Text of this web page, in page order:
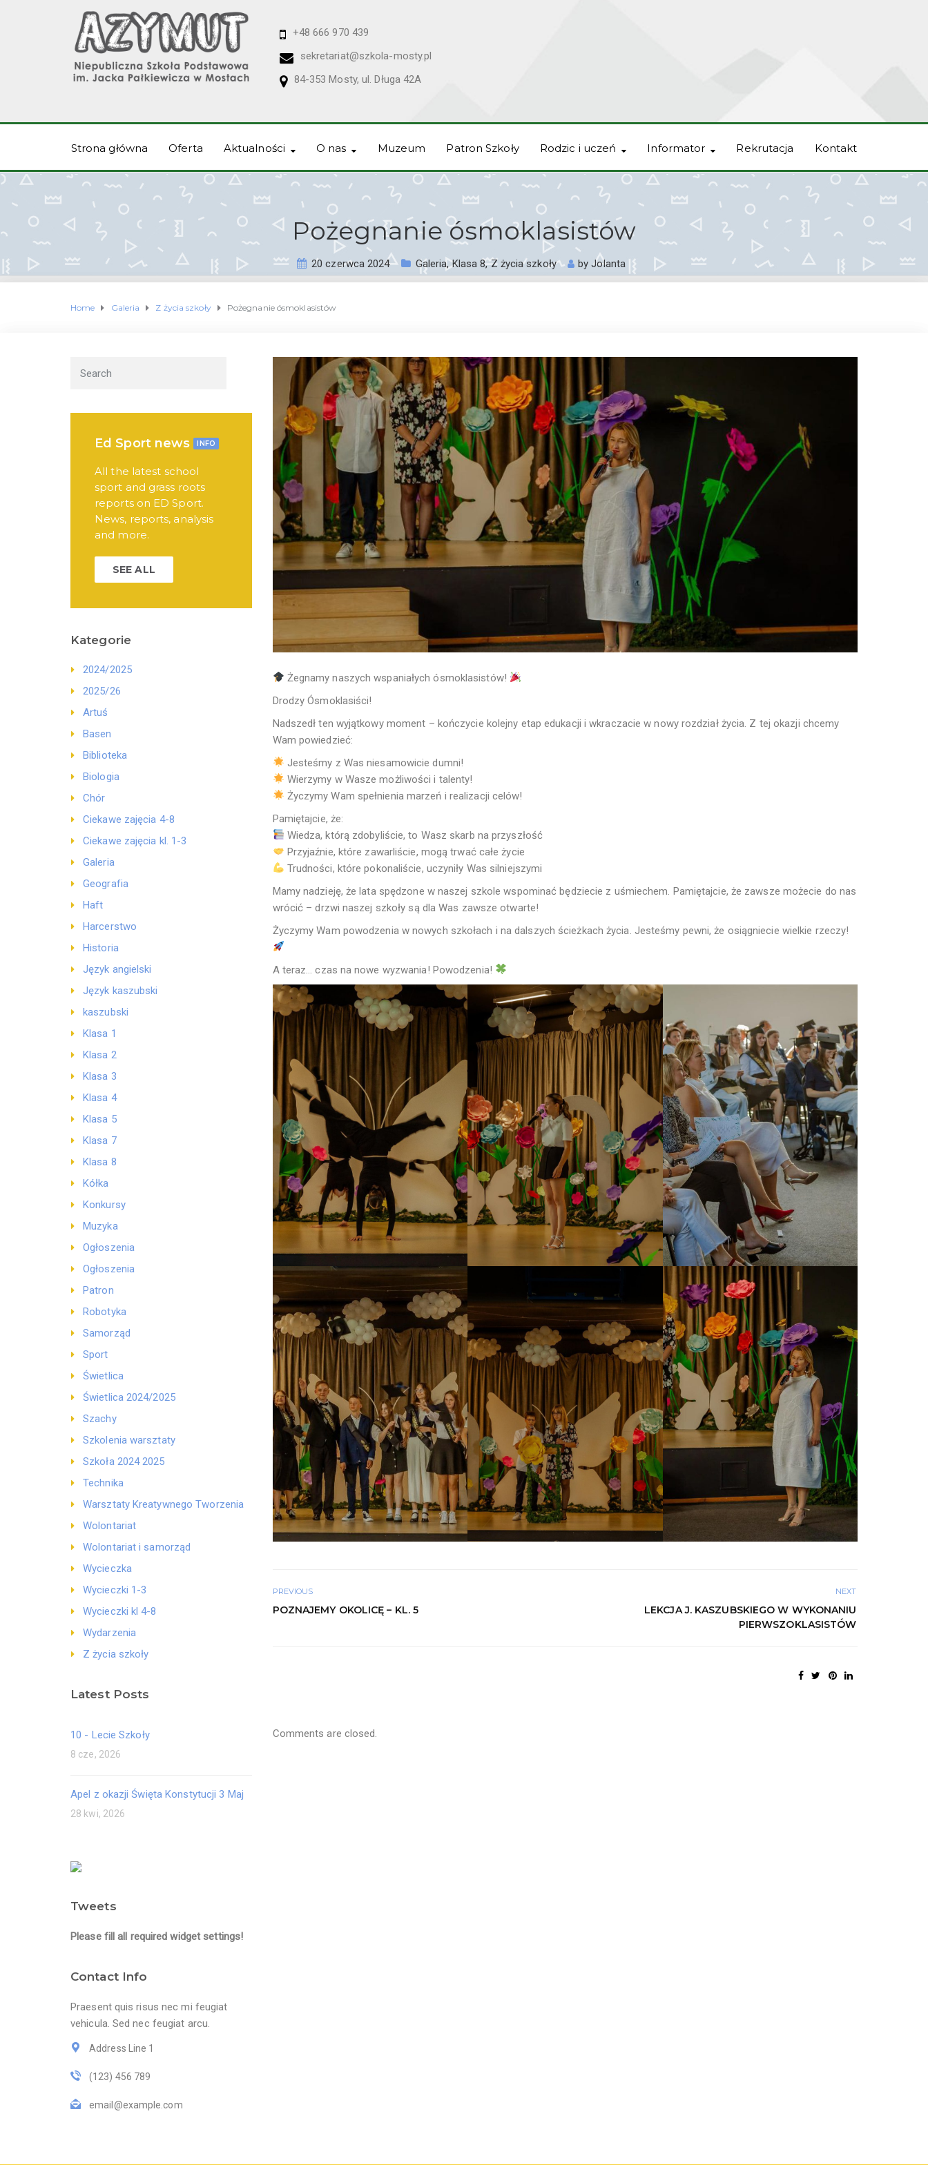
+48 666 970 439
sekretariat@szkola-mosty.pl
84-353 Mosty, ul. Długa 42A
Strona główna Oferta Aktualności O nas Muzeum Patron Szkoły Rodzic i uczeń Informator Rekrutacja Kontakt
Pożegnanie ósmoklasistów
20 czerwca 2024 Galeria,Klasa 8,Z życia szkoły byJolanta
Home Galeria Z życia szkoły Pożegnanie ósmoklasistów
Ed Sport news INFO
All the latest school
sport and grass roots
reports on ED Sport.
News, reports, analysis
and more.
SEE ALL
Kategorie
2024/2025
2025/26
Artuś
Basen
Biblioteka
Biologia
Chór
Ciekawe zajęcia 4-8
Ciekawe zajęcia kl. 1-3
Galeria
Geografia
Haft
Harcerstwo
Historia
Język angielski
Język kaszubski
kaszubski
Klasa 1
Klasa 2
Klasa 3
Klasa 4
Klasa 5
Klasa 7
Klasa 8
Kółka
Konkursy
Muzyka
Ogłoszenia
Ogłoszenia
Patron
Robotyka
Samorząd
Sport
Świetlica
Świetlica 2024/2025
Szachy
Szkolenia warsztaty
Szkoła 2024 2025
Technika
Warsztaty Kreatywnego Tworzenia
Wolontariat
Wolontariat i samorząd
Wycieczka
Wycieczki 1-3
Wycieczki kl 4-8
Wydarzenia
Z życia szkoły
Latest Posts
10 - Lecie Szkoły
8 cze, 2026
Apel z okazji Święta Konstytucji 3 Maj
28 kwi, 2026
Tweets
Please fill all required widget settings!
Contact Info
Praesent quis risus nec mi feugiat
vehicula. Sed nec feugiat arcu.
Address Line 1
(123) 456 789
email@example.com
Żegnamy naszych wspaniałych ósmoklasistów!
Drodzy Ósmoklasiści!
Nadszedł ten wyjątkowy moment – kończycie kolejny etap edukacji i wkraczacie w nowy rozdział życia. Z tej okazji chcemy
Wam powiedzieć:
Jesteśmy z Was niesamowicie dumni!
Wierzymy w Wasze możliwości i talenty!
Życzymy Wam spełnienia marzeń i realizacji celów!
Pamiętajcie, że:
Wiedza, którą zdobyliście, to Wasz skarb na przyszłość
Przyjaźnie, które zawarliście, mogą trwać całe życie
Trudności, które pokonaliście, uczyniły Was silniejszymi
Mamy nadzieję, że lata spędzone w naszej szkole wspominać będziecie z uśmiechem. Pamiętajcie, że zawsze możecie do nas
wrócić – drzwi naszej szkoły są dla Was zawsze otwarte!
Życzymy Wam powodzenia w nowych szkołach i na dalszych ścieżkach życia. Jesteśmy pewni, że osiągniecie wielkie rzeczy!
A teraz… czas na nowe wyzwania! Powodzenia!
PREVIOUS
POZNAJEMY OKOLICĘ – KL. 5
NEXT
LEKCJA J. KASZUBSKIEGO W WYKONANIU
PIERWSZOKLASISTÓW
Comments are closed.